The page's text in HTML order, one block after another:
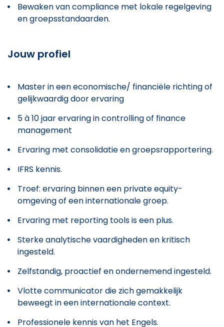
Bewaken van compliance met lokale regelgeving
en groepsstandaarden.
Jouw profiel
Master in een economische/ financiële richting of
gelijkwaardig door ervaring
5 à 10 jaar ervaring in controlling of finance
management
Ervaring met consolidatie en groepsrapportering.
IFRS kennis.
Troef: ervaring binnen een private equity-
omgeving of een internationale groep.
Ervaring met reporting tools is een plus.
Sterke analytische vaardigheden en kritisch
ingesteld.
Zelfstandig, proactief en ondernemend ingesteld.
Vlotte communicator die zich gemakkelijk
beweegt in een internationale context.
Professionele kennis van het Engels.